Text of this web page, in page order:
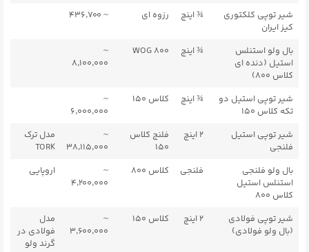
شیر توپی کلکتوری
کیز ایران
¾ اینچ رزوه ای ~ ۴۳۶٬۷۰۰
بال ولو استنلس
استیل (دنده ای
کلاس ۸۰۰)
¾ اینچ ۸۰۰ WOG
~
۸٬۱۰۰٬۰۰۰
شیر توپی استیل دو
تکه کلاس ۱۵۰
¾ اینچ کلاس ۱۵۰
~
۶٬۰۰۰٬۰۰۰
شیر توپی استیل
فلنجی
۲ اینچ
فلنج کلاس
۱۵۰
~
۳۸٬۱۱۵٬۰۰۰
مدل ترک
TORK
بال ولو فلنجی
استنلس استیل
کلاس ۸۰۰
فلنجی کلاس ۸۰۰
~
۴٬۲۰۰٬۰۰۰
اروپایی
شیر توپی فولادی
(بال ولو فولادی)
۲ اینچ کلاس ۱۵۰
~
۳٬۶۰۰٬۰۰۰
مدل
فولادی در
گرند ولو